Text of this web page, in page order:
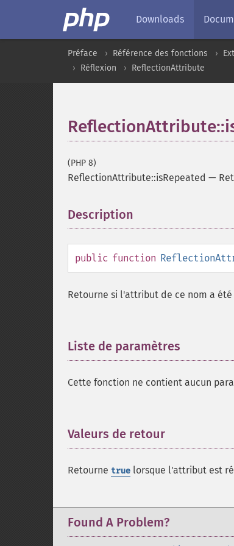
Downloads
Préface Référence des fonctions
Réflexion
ReflectionAttribute
(PHP 8)
ReflectionAttribute::isRepeated —
Description
public function
Retourne si l'attribut de ce nom a
Liste de paramètres
Cette fonction ne contient aucun
Valeurs de retour
Retourne true lorsque l'attribut est
Found A Problem?